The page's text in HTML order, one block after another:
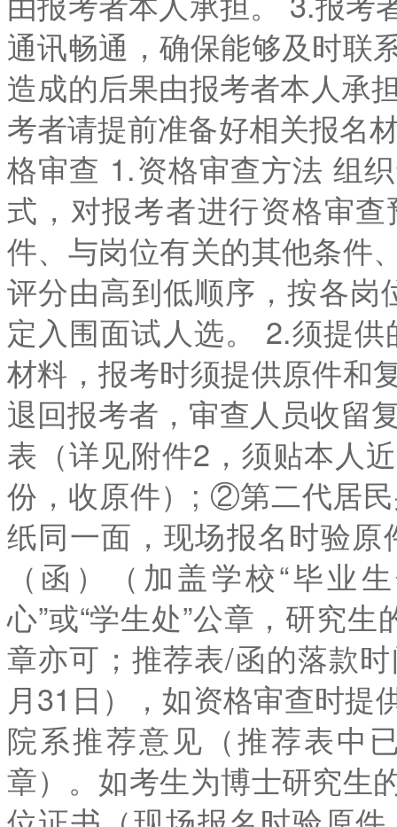
通讯畅通，确保能够及时联
造成的后果由报考者本人承
考者请提前准备好相关报名
格审查 1.资格审查方法 组
式，对报考者进行资格审
件、与岗位有关的其他条件
评分由高到低顺序，按各岗
定入围面试人选。 2.须提
材料，报考时须提供原件和
退回报考者，审查人员收留
表（详见附件2，须贴本人
份，收原件）; ②第二代居
纸同一面，现场报名时验
（函）（加盖学校“毕业
心”或“学生处”公章，研究
章亦可；推荐表/函的落款
月31日），如资格审查时提
院系推荐意见（推荐表中
章）。如考生为博士研究生